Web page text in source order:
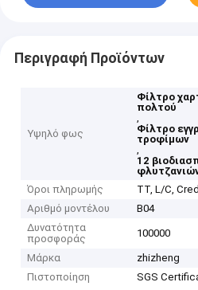
Περιγραφή Προϊόντων
Υψηλό φως
Φίλτρο
πολτού
,
Φίλτρο
τροφίμων
,
12
Όροι πληρωμής
TT, L/C,
Αριθμό μοντέλου
B04
Δυνατότητα
προσφοράς
100000
Μάρκα
zhizheng
Πιστοποίηση
SGS